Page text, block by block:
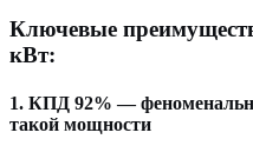
Ключевые
кВт:
1. КПД 92% —
такой мощности